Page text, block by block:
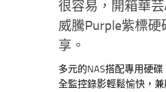
很容易，開箱華
威騰Purple紫標
享。
多元的NAS搭配專用硬
全監控錄影輕鬆愉快，